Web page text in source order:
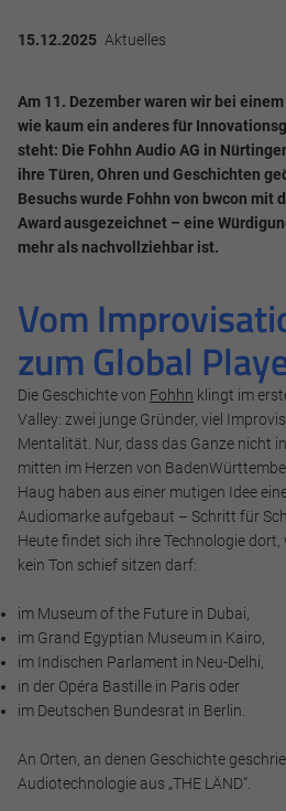
15.12.2025 Aktuelles
Am 11. Dezember waren wir bei
wie kaum ein anderes für
steht: Die Fohhn Audio AG in
ihre Türen, Ohren und Geschichten
Besuchs wurde Fohhn von bwcon mit
Award ausgezeichnet – eine
mehr als nachvollziehbar ist.
Vom
zum Global
Die Geschichte von Fohhn klingt im
Valley: zwei junge Gründer, viel
Mentalität. Nur, dass das Ganze nicht
mitten im Herzen von
Haug haben aus einer mutigen Idee
Audiomarke aufgebaut – Schritt für
Heute findet sich ihre Technologie
kein Ton schief sitzen darf:
im Museum of the Future in Dubai,
im Grand Egyptian Museum in Kairo,
im Indischen Parlament in Neu-Delhi,
in der Opéra Bastille in Paris oder
im Deutschen Bundesrat in Berlin.
An Orten, an denen Geschichte
Audiotechnologie aus „THE LÄND“.